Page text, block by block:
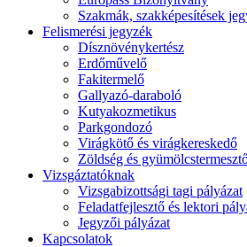
Szakmák, szakképesítések
Felismerési jegyzék
Dísznövénykertész
Erdőművelő
Fakitermelő
Gallyazó-daraboló
Kutyakozmetikus
Parkgondozó
Virágkötő és virágkereskedő
Zöldség és
Vizsgáztatóknak
Vizsgabizottsági tagi pályázat
Feladatfejlesztő és lektori
Jegyzői pályázat
Kapcsolatok